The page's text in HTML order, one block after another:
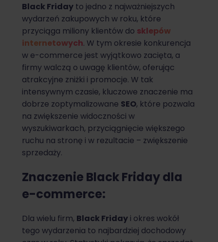
Black Friday to jedno z najważniejszych
wydarzeń zakupowych w roku, które
przyciąga miliony klientów do sklepów
internetowych. W tym okresie konkurencja
w e-commerce jest wyjątkowo zacięta, a
firmy walczą o uwagę klientów, oferując
atrakcyjne zniżki i promocje. W tak
intensywnym czasie, kluczowe znaczenie ma
dobrze zoptymalizowane SEO, które pozwala
na zwiększenie widoczności w
wyszukiwarkach, przyciągnięcie większego
ruchu na stronę i w rezultacie – zwiększenie
sprzedaży.
Znaczenie Black Friday dla
e-commerce:
Dla wielu firm, Black Friday i okres wokół
tego wydarzenia to najbardziej dochodowy